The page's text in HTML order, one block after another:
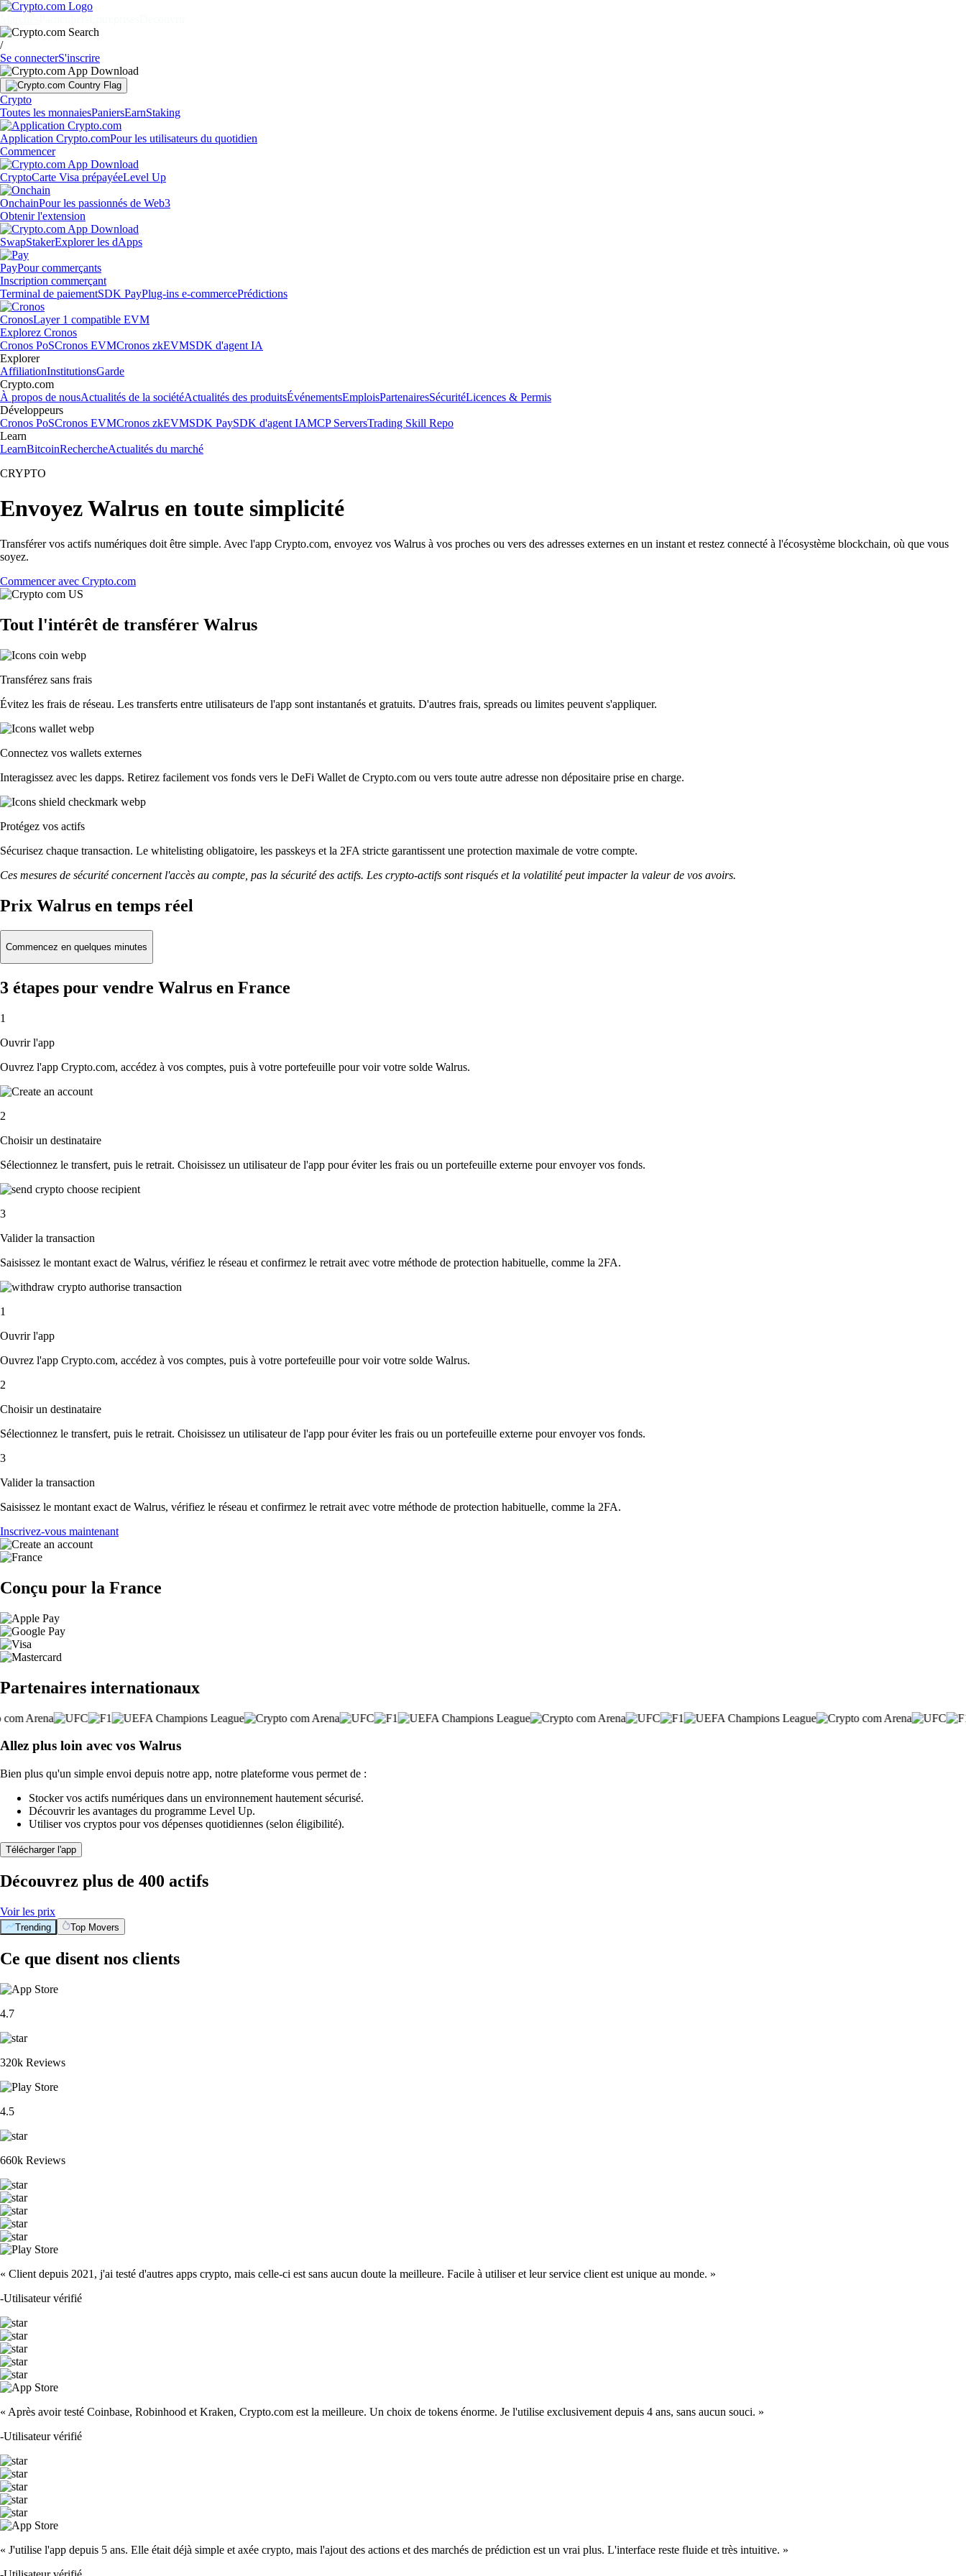
/
Se connecterS'inscrire
Crypto
Toutes les monnaiesPaniersEarnStaking
Application Crypto.comPour les utilisateurs du quotidien
Commencer
CryptoCarte Visa prépayéeLevel Up
OnchainPour les passionnés de Web3
Obtenir l'extension
SwapStakerExplorer les dApps
PayPour commerçants
Inscription commerçant
Terminal de paiementSDK PayPlug-ins e-commercePrédictions
CronosLayer 1 compatible EVM
Explorez Cronos
Cronos PoSCronos EVMCronos zkEVMSDK d'agent IA
Explorer
AffiliationInstitutionsGarde
Crypto.com
À propos de nousActualités de la sociétéActualités des produitsÉvénementsEmploisPartenairesSécuritéLicences & Permis
Développeurs
Cronos PoSCronos EVMCronos zkEVMSDK PaySDK d'agent IAMCP ServersTrading Skill Repo
Learn
LearnBitcoinRechercheActualités du marché
CRYPTO
Envoyez Walrus en toute simplicité
Transférer vos actifs numériques doit être simple. Avec l'app Crypto.com, envoyez vos Walrus à vos proches ou vers des adresses externes en un instant et restez connecté à l'écosystème blockchain, où que vous
soyez.
Commencer avec Crypto.com
Tout l'intérêt de transférer Walrus
Transférez sans frais
Évitez les frais de réseau. Les transferts entre utilisateurs de l'app sont instantanés et gratuits. D'autres frais, spreads ou limites peuvent s'appliquer.
Connectez vos wallets externes
Interagissez avec les dapps. Retirez facilement vos fonds vers le DeFi Wallet de Crypto.com ou vers toute autre adresse non dépositaire prise en charge.
Protégez vos actifs
Sécurisez chaque transaction. Le whitelisting obligatoire, les passkeys et la 2FA stricte garantissent une protection maximale de votre compte.
Ces mesures de sécurité concernent l'accès au compte, pas la sécurité des actifs. Les crypto-actifs sont risqués et la volatilité peut impacter la valeur de vos avoirs.
Prix Walrus en temps réel
Commencez en quelques minutes
3 étapes pour vendre Walrus en France
1
Ouvrir l'app
Ouvrez l'app Crypto.com, accédez à vos comptes, puis à votre portefeuille pour voir votre solde Walrus.
2
Choisir un destinataire
Sélectionnez le transfert, puis le retrait. Choisissez un utilisateur de l'app pour éviter les frais ou un portefeuille externe pour envoyer vos fonds.
3
Valider la transaction
Saisissez le montant exact de Walrus, vérifiez le réseau et confirmez le retrait avec votre méthode de protection habituelle, comme la 2FA.
1
Ouvrir l'app
Ouvrez l'app Crypto.com, accédez à vos comptes, puis à votre portefeuille pour voir votre solde Walrus.
2
Choisir un destinataire
Sélectionnez le transfert, puis le retrait. Choisissez un utilisateur de l'app pour éviter les frais ou un portefeuille externe pour envoyer vos fonds.
3
Valider la transaction
Saisissez le montant exact de Walrus, vérifiez le réseau et confirmez le retrait avec votre méthode de protection habituelle, comme la 2FA.
Inscrivez-vous maintenant
Conçu pour la France
Partenaires internationaux
Allez plus loin avec vos Walrus
Bien plus qu'un simple envoi depuis notre app, notre plateforme vous permet de :
Stocker vos actifs numériques dans un environnement hautement sécurisé.
Découvrir les avantages du programme Level Up.
Utiliser vos cryptos pour vos dépenses quotidiennes (selon éligibilité).
Télécharger l'app
Découvrez plus de 400 actifs
Voir les prix
Trending Top Movers
Ce que disent nos clients
4.7
320k Reviews
4.5
660k Reviews
« Client depuis 2021, j'ai testé d'autres apps crypto, mais celle-ci est sans aucun doute la meilleure. Facile à utiliser et leur service client est unique au monde. »
-Utilisateur vérifié
« Après avoir testé Coinbase, Robinhood et Kraken, Crypto.com est la meilleure. Un choix de tokens énorme. Je l'utilise exclusivement depuis 4 ans, sans aucun souci. »
-Utilisateur vérifié
« J'utilise l'app depuis 5 ans. Elle était déjà simple et axée crypto, mais l'ajout des actions et des marchés de prédiction est un vrai plus. L'interface reste fluide et très intuitive. »